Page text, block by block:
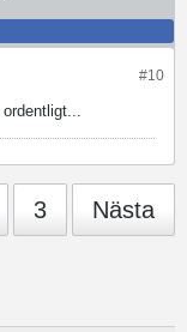
#10
3 Nästa